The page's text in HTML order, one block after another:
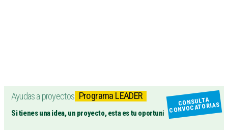
Ayudas a proyectos Programa LEADER
Si tienes una idea, un proyecto, esta es tu oportunidad
CONSULTA
CONVOCATORIAS